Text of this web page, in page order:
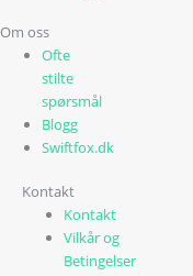
Om oss
Ofte
stilte
spørsmål
Blogg
Swiftfox.dk
Kontakt
Kontakt
Vilkår og
Betingelser